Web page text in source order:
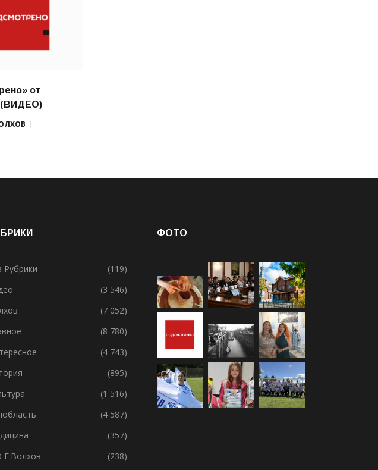
от
(ВИДЕО)
Рубрики
(119)
(3 546)
(7 052)
(8 780)
(4 743)
(895)
(1 516)
(4 587)
(357)
(238)
ФОТО